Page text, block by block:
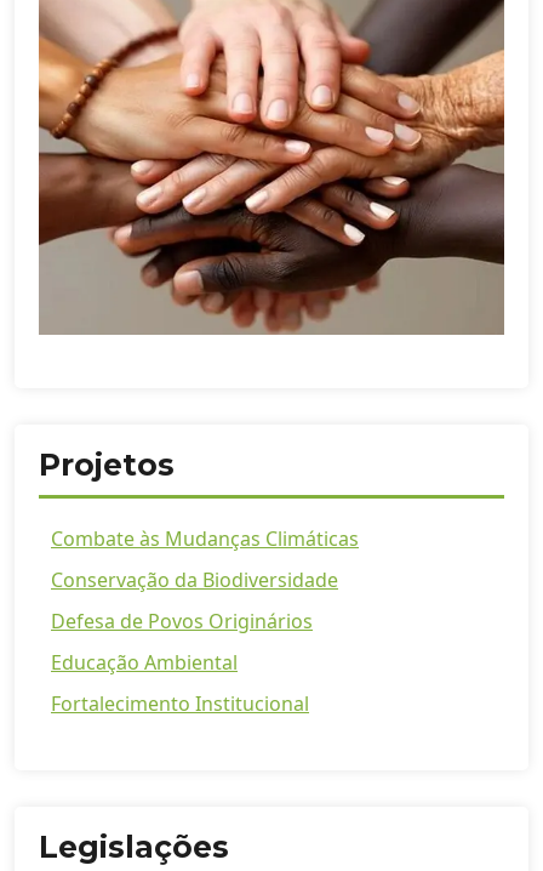
Projetos
Combate às Mudanças Climáticas
Conservação da Biodiversidade
Defesa de Povos Originários
Educação Ambiental
Fortalecimento Institucional
Legislações